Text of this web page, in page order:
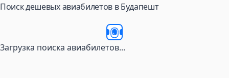
Поиск дешевых авиабилетов в Будапешт
Загрузка поиска авиабилетов...